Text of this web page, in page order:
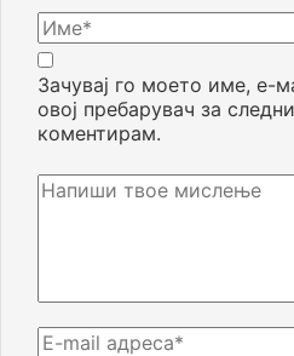
Зачувај го моето име, е-
овој пребарувач за
коментирам.